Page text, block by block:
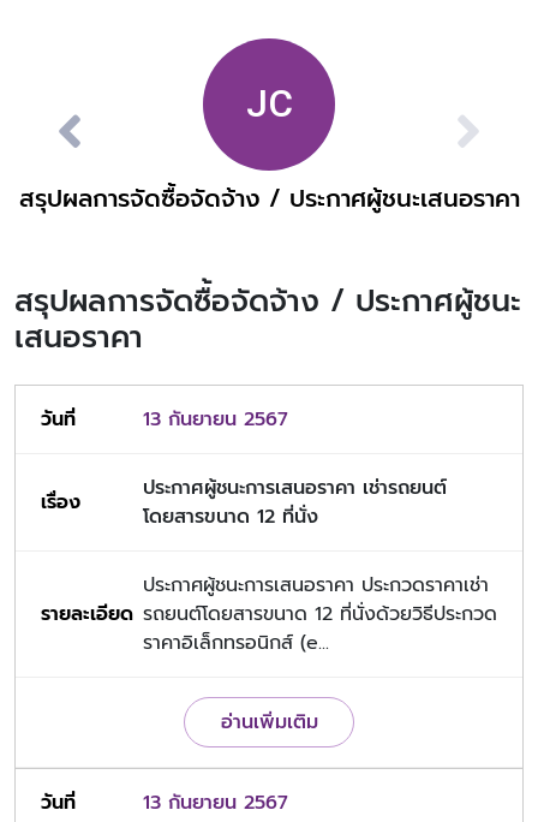
สรุปผลการจัดซื้อจัดจ้าง / ประกาศผู้ชนะเสนอราคา
สรุปผลการจัดซื้อจัดจ้าง / ประกาศผู้ชนะ
เสนอราคา
13 กันยายน 2567
ประกาศผู้ชนะการเสนอราคา เช่ารถยนต์
โดยสารขนาด 12 ที่นั่ง
ประกาศผู้ชนะการเสนอราคา ประกวดราคาเช่า
รถยนต์โดยสารขนาด 12 ที่นั่งด้วยวิธีประกวด
ราคาอิเล็กทรอนิกส์ (e...
อ่านเพิ่มเติม
13 กันยายน 2567